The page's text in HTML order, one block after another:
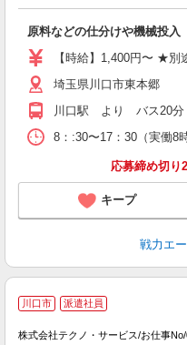
原料などの仕分けや機械投入
【時給】1,400円〜 ★
埼玉県川口市東本郷
川口駅 より バス20
8：:30〜17：30（実働8
応募締め切り
キープ
戦力エ
川口市 派遣社員
株式会社テクノ・サービス/お仕事